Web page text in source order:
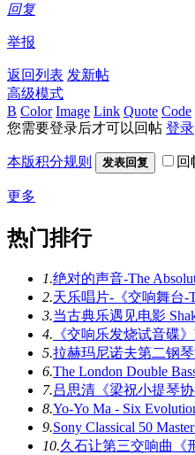
回复
举报
返回列表 发新帖
高级模式
B Color Image Link Quote Code
您需要登录后才可以回帖 登录
本版积分规则 发表回复 回
更多
热门排行
1.绝对的声音-The
2.天乐唱片-《交响舞台-
3.当古典乐遇见电影
4. 《交响乐发烧试音碟
5.拉赫玛尼诺夫第二钢琴
6.The London Double
7.吕思清《梁祝小提琴
8.Yo-Yo Ma - Six
9.Sony Classical 50
10.久石让第三交响曲《